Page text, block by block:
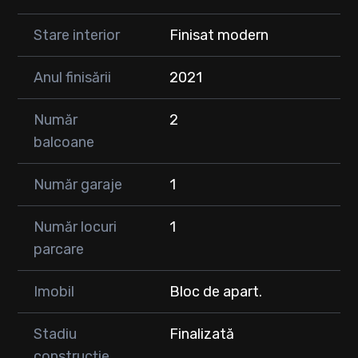
Stare interior Finisat modern
Anul finisării 2021
Număr
balcoane
2
Număr garaje 1
Număr locuri
parcare
1
Imobil Bloc de apart.
Stadiu
Finalizată